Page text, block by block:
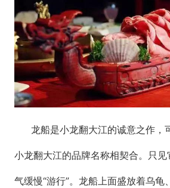
龙船是小龙翻大江的诚意之作，
小龙翻大江的品牌名称相契合。只
气缓慢“游行”。龙船上面盛放着乌龟